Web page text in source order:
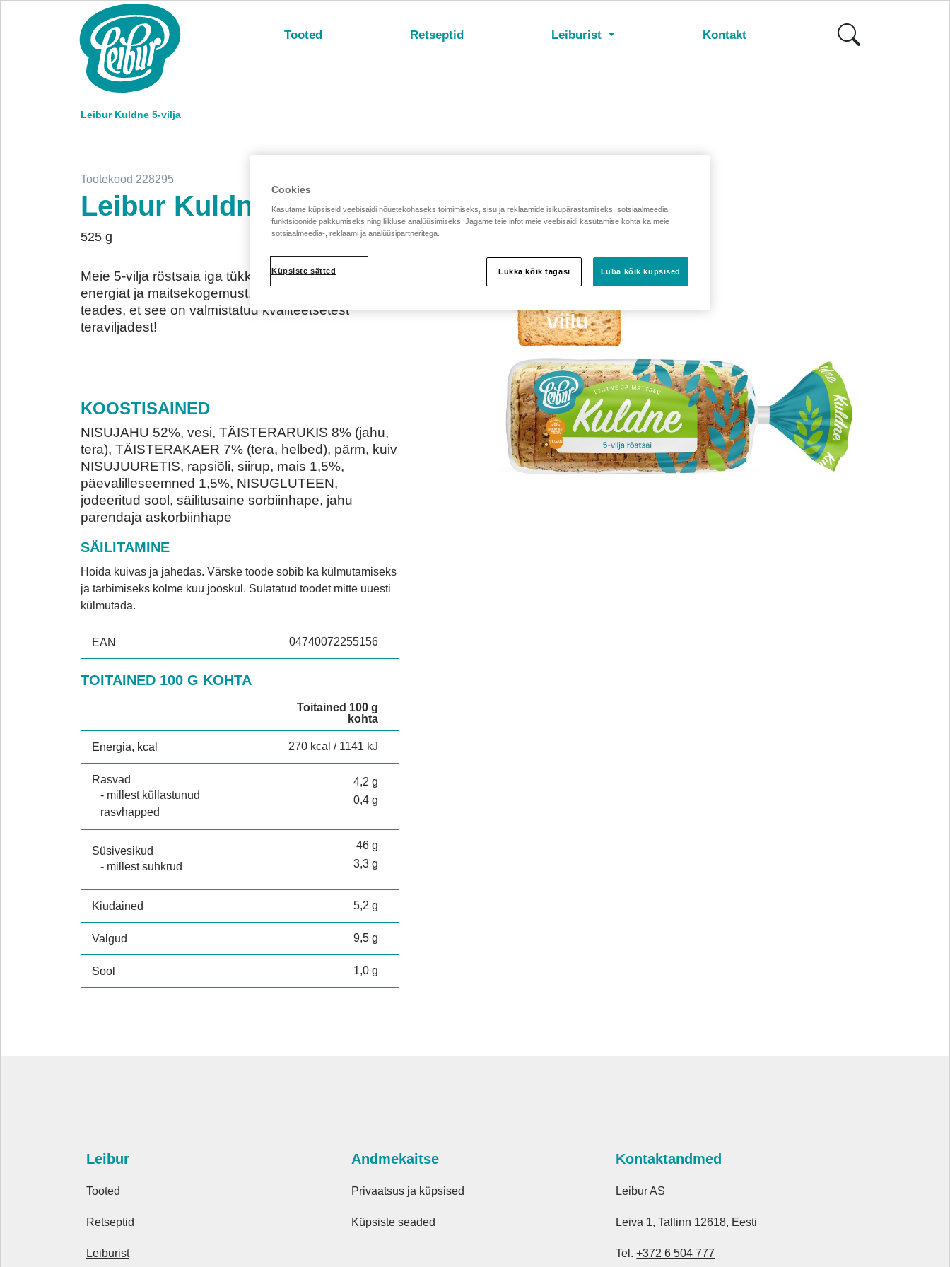
Tooted Retseptid Leiburist Kontakt
Leibur Kuldne 5-vilja
Tootekood 228295
Leibur Kuldne 5-vilja
525 g
Meie 5-vilja röstsaia iga tükk pakub rikkalikku
energiat ja maitsekogemust. Naudi igat hetke,
teades, et see on valmistatud kvaliteetsetest
teraviljadest!
KOOSTISAINED
NISUJAHU 52%, vesi, TÄISTERARUKIS 8% (jahu,
tera), TÄISTERAKAER 7% (tera, helbed), pärm, kuiv
NISUJUURETIS, rapsiõli, siirup, mais 1,5%,
päevalilleseemned 1,5%, NISUGLUTEEN,
jodeeritud sool, säilitusaine sorbiinhape, jahu
parendaja askorbiinhape
SÄILITAMINE
Hoida kuivas ja jahedas. Värske toode sobib ka külmutamiseks
ja tarbimiseks kolme kuu jooskul. Sulatatud toodet mitte uuesti
külmutada.
EAN 04740072255156
TOITAINED 100 G KOHTA
Toitained 100 g
kohta
Energia, kcal 270 kcal / 1141 kJ
Rasvad
- millest küllastunud
rasvhapped
4,2 g
0,4 g
Süsivesikud
- millest suhkrud
46 g
3,3 g
Kiudained 5,2 g
Valgud 9,5 g
Sool 1,0 g
UUS!
Leibur
Tooted
Retseptid
Leiburist
Andmekaitse
Privaatsus ja küpsised
Küpsiste seaded
Kontaktandmed
Leibur AS
Leiva 1, Tallinn 12618, Eesti
Tel.+372 6 504 777
Cookies
Kasutame küpsiseid veebisaidi nõuetekohaseks toimimiseks, sisu ja reklaamide isikupärastamiseks, sotsiaalmeedia
funktsioonide pakkumiseks ning liikluse analüüsimiseks. Jagame teie infot meie veebisaidi kasutamise kohta ka meie
sotsiaalmeedia-, reklaami ja analüüsipartneritega.
Küpsiste sätted Lükka kõik tagasi Luba kõik küpsised